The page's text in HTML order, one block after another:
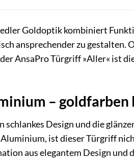
Goldoptik kombiniert
ansprechender zu gestalten.
AnsaPro Türgriff »Aller« ist
–
Design und die
ist dieser Türgriff
aus elegantem Design